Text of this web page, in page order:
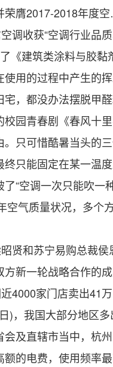
荣膺2017-2018年度
调收获“空调行业品
建筑类涂料与胶黏
用的过程中产生的
，都没办法摆脱甲
青春剧《春风十里
只可惜酷暑当头的
能固定在某一温度
“空调一次只能吹一
气质量状况，多个
和苏宁易购总裁侯
新一轮战略合作的
4000家门店卖出41
我国大部分地区多
会及直辖市当中，杭
电费，使用频率最